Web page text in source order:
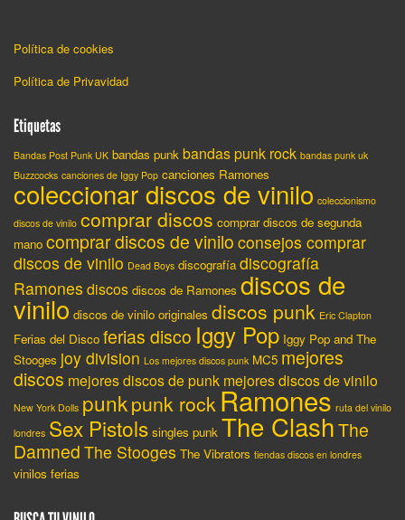
Política de cookies
Política de Privavidad
Etiquetas
Bandas Post Punk UK bandas punk bandas punk rock bandas punk uk
Buzzcocks canciones de Iggy Pop canciones Ramones
coleccionar discos de vinilo coleccionismo
discos de vinilo comprar discos comprar discos de segunda
mano comprar discos de vinilo consejos comprar
discos de vinilo Dead Boys discografía discografía
Ramones discos discos de Ramones discos de
vinilo discos de vinilo originales discos punk Eric Clapton
Ferias del Disco ferias disco Iggy Pop Iggy Pop and The
Stooges joy division Los mejores discos punk MC5 mejores
discos mejores discos de punk mejores discos de vinilo
New York Dolls punkpunk rock Ramones ruta del vinilo
londres Sex Pistols singles punk The ClashThe
Damned The Stooges The Vibrators tiendas discos en londres
vinilos ferias